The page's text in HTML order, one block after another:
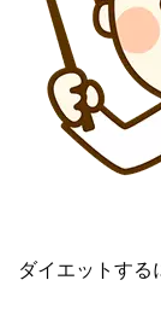
ダイエットする